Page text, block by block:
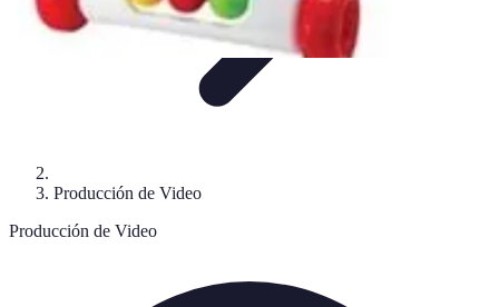
Producción de Video
Producción de Video